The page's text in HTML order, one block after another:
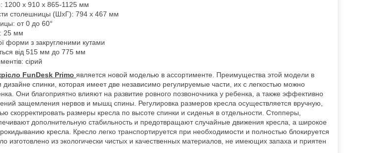
1200 x 910 x 865-1125 мм
столешницы (ШхГ): 794 х 467 мм
от 0 до 60°
25 мм
форми з закругленими кутами
від 515 мм до 775 мм
сірий
FunDesk Primo является новой моделью в ассортименте. Преимущества этой модели в
спинки, которая имеет две независимо регулируемые части, их с легкостью можно
Они благоприятно влияют на развитие ровного позвоночника у ребенка, а также эффективно
защемления нервов и мышц спины. Регулировка размеров кресла осуществляется вручную,
скорректировать размеры кресла по высоте спинки и сиденья в отдельности. Стопперы,
дополнительную стабильность и предотвращают случайные движения кресла, а широкое
кресла. Кресло легко транспортируется при необходимости и полностью блокируется
изготовлено из экологически чистых и качественных материалов, не имеющих запаха и приятен